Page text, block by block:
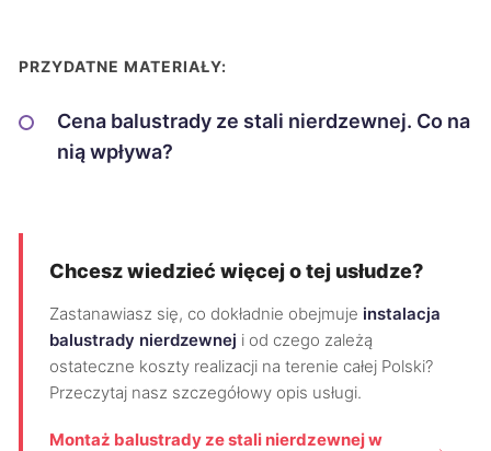
PRZYDATNE MATERIAŁY:
Cena balustrady ze stali nierdzewnej. Co na
nią wpływa?
Chcesz wiedzieć więcej o tej usłudze?
Zastanawiasz się, co dokładnie obejmuje instalacja
balustrady nierdzewnej i od czego zależą
ostateczne koszty realizacji na terenie całej Polski?
Przeczytaj nasz szczegółowy opis usługi.
Montaż balustrady ze stali nierdzewnej w